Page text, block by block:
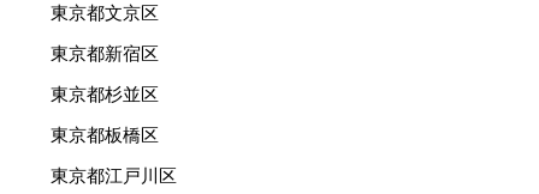
東京都文京区
東京都新宿区
東京都杉並区
東京都板橋区
東京都江戸川区